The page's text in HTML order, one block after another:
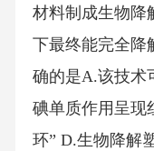
材料制成生物降
下最终能完全降
确的是A.该技术
碘单质作用呈现
环” D.生物降解